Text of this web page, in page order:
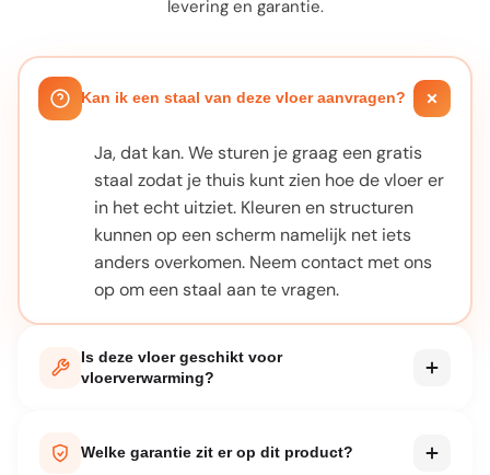
levering en garantie.
Kan ik een staal van deze vloer aanvragen?
Ja, dat kan. We sturen je graag een gratis
staal zodat je thuis kunt zien hoe de vloer er
in het echt uitziet. Kleuren en structuren
kunnen op een scherm namelijk net iets
anders overkomen. Neem contact met ons
op om een staal aan te vragen.
Is deze vloer geschikt voor
vloerverwarming?
is voor vloerverwarming. De meeste van
Welke garantie zit er op dit product?